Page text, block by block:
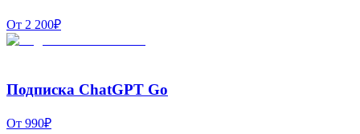
От 2 200₽
Подписка ChatGPT Go
От 990₽